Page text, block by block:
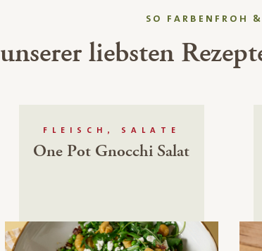
SO FARBENFROH
unserer liebsten
FLEISCH, SALATE
One Pot Gnocchi Salat